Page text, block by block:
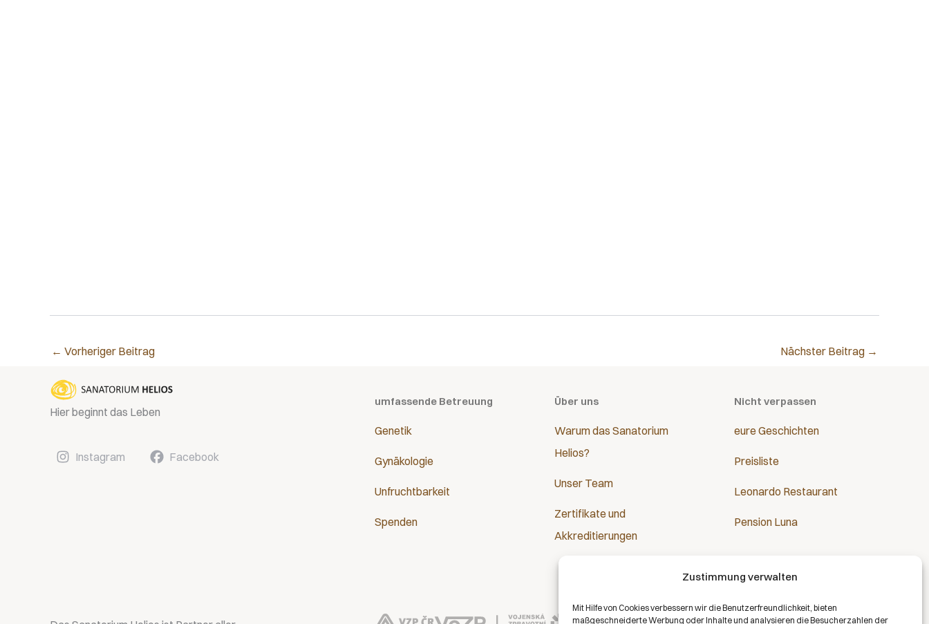
Zustimmung verwalten
Mit Hilfe von Cookies verbessern wir die Benutzerfreundlichkeit, bieten
maßgeschneiderte Werbung oder Inhalte und analysieren die Besucherzahlen der
← Vorheriger Beitrag Nächster Beitrag →
Hier beginnt das Leben
Instagram Facebook
umfassende Betreuung
Genetik
Gynäkologie
Unfruchtbarkeit
Spenden
Über uns
Warum das Sanatorium
Helios?
Unser Team
Zertifikate und
Akkreditierungen
Nicht verpassen
eure Geschichten
Preisliste
Leonardo Restaurant
Pension Luna